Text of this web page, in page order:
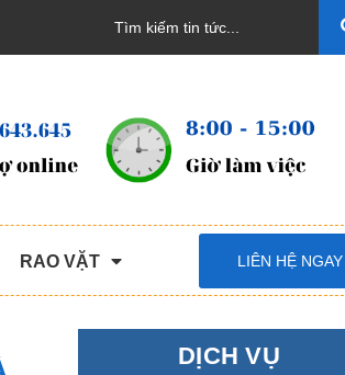
RAO VẶT LIÊN HỆ NGAY
DỊCH VỤ